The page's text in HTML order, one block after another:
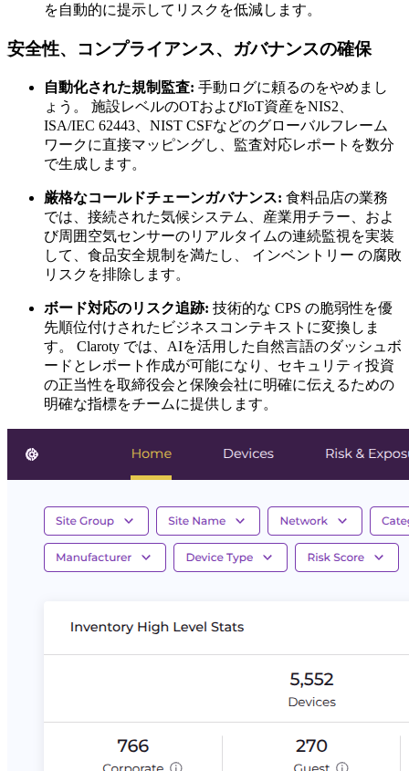
を自動的に提示してリスクを低減します。
安全性、コンプライアンス、ガバナンスの確保
自動化された規制監査: 手動ログに頼るのをやめまし
ょう。 施設レベルのOTおよびIoT資産をNIS2、
ISA/IEC 62443、NIST CSFなどのグローバルフレーム
ワークに直接マッピングし、監査対応レポートを数分
で生成します。
厳格なコールドチェーンガバナンス: 食料品店の業務
では、接続された気候システム、産業用チラー、およ
び周囲空気センサーのリアルタイムの連続監視を実装
して、食品安全規制を満たし、 インベントリー の腐敗
リスクを排除します。
ボード対応のリスク追跡: 技術的な CPS の脆弱性を優
先順位付けされたビジネスコンテキストに変換しま
す。 Claroty では、AIを活用した自然言語のダッシュボ
ードとレポート作成が可能になり、セキュリティ投資
の正当性を取締役会と保険会社に明確に伝えるための
明確な指標をチームに提供します。